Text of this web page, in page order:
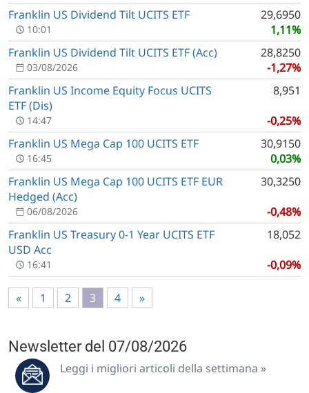
Franklin US Dividend Tilt UCITS ETF
29,6950
1,11%
10:01
Franklin US Dividend Tilt UCITS ETF (Acc)
28,8250
-1,27%
03/08/2026
Franklin US Income Equity Focus UCITS
ETF (Dis)
8,951
-0,25%
14:47
Franklin US Mega Cap 100 UCITS ETF
30,9150
0,03%
16:45
Franklin US Mega Cap 100 UCITS ETF EUR
Hedged (Acc)
30,3250
-0,48%
06/08/2026
Franklin US Treasury 0-1 Year UCITS ETF
USD Acc
18,052
-0,09%
16:41
« 1 2 3 4 »
Newsletter del 07/08/2026
Leggi i migliori articoli della settimana »